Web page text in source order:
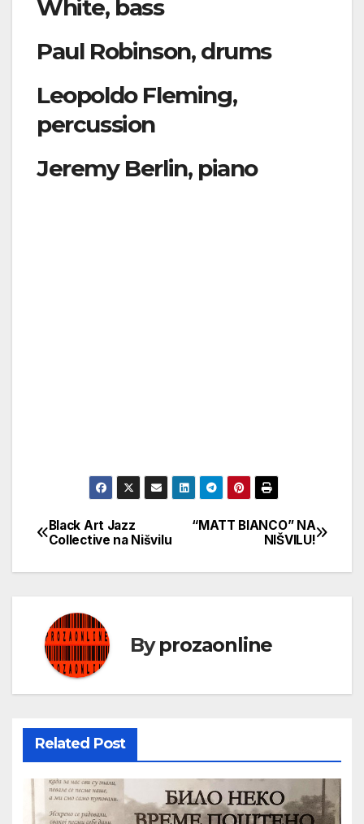
White, bass
Paul Robinson, drums
Leopoldo Fleming,
percussion
Jeremy Berlin, piano
Кретање
чланка
“MATT BIANCO” NA
NIŠVILU!
Black Art Jazz
Collective na Nišvilu
Byprozaonline
Related Post